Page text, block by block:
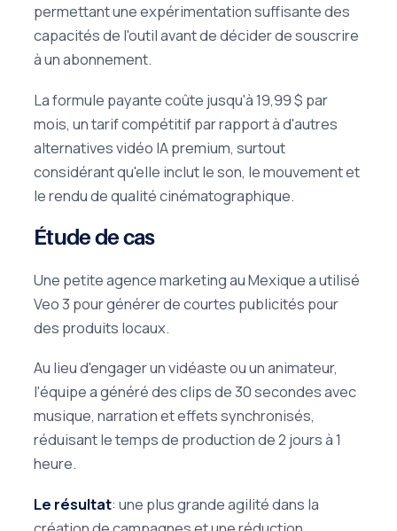
permettant une expérimentation suffisante des
capacités de l'outil avant de décider de souscrire
à un abonnement.
La formule payante coûte jusqu'à 19,99 $ par
mois, un tarif compétitif par rapport à d'autres
alternatives vidéo IA premium, surtout
considérant qu'elle inclut le son, le mouvement et
le rendu de qualité cinématographique.
Étude de cas
Une petite agence marketing au Mexique a utilisé
Veo 3 pour générer de courtes publicités pour
des produits locaux.
Au lieu d'engager un vidéaste ou un animateur,
l'équipe a généré des clips de 30 secondes avec
musique, narration et effets synchronisés,
réduisant le temps de production de 2 jours à 1
heure.
Le résultat: une plus grande agilité dans la